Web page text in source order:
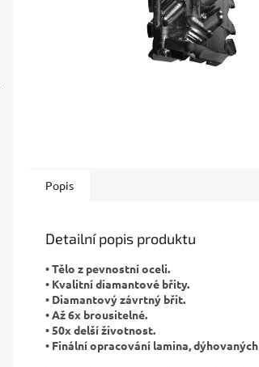
Popis
Detailní popis produktu
• Tělo z pevnostní oceli.
• Kvalitní diamantové břity.
• Diamantový závrtný břit.
• Až 6x brousitelné.
• 50x delší životnost.
• Finální opracování lamina,